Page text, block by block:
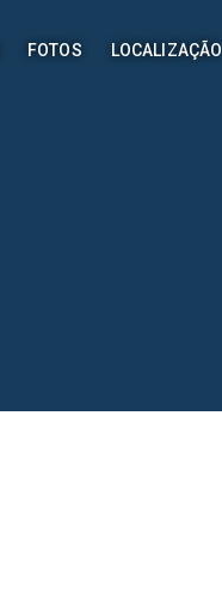
FOTOS LOCALIZAÇÃO